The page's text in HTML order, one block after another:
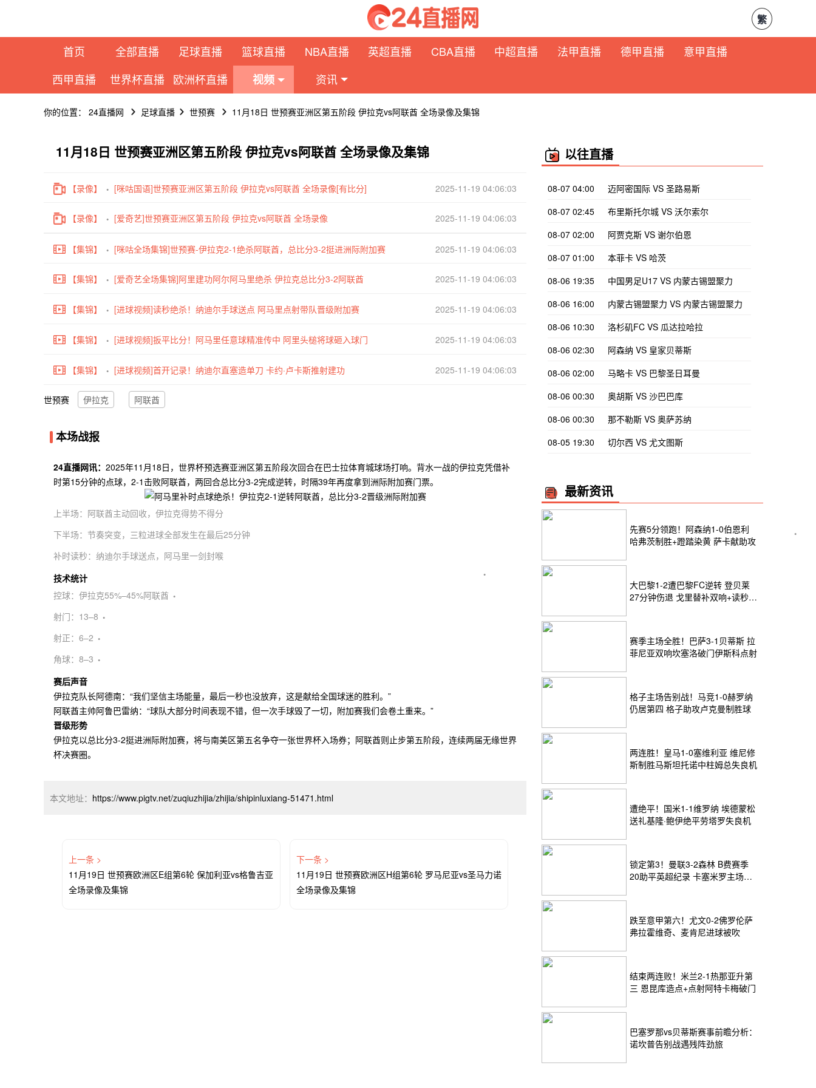
繁
首页 全部直播 足球直播 篮球直播 NBA直播 英超直播 CBA直播 中超直播 法甲直播 德甲直播
意甲直播
西甲直播
世界杯直播 欧洲杯直播 视频 资讯
你的位置： 24直播网 足球直播 世预赛 11月18日 世预赛亚洲区第五阶段 伊拉克vs阿联酋 全场录像及集锦
11月18日 世预赛亚洲区第五阶段 伊拉克vs阿联酋 全场录像及集锦
【录像】 [咪咕国语]世预赛亚洲区第五阶段 伊拉克vs阿联酋 全场录像[有比分] 2025-11-19 04:06:03
【录像】 [爱奇艺]世预赛亚洲区第五阶段 伊拉克vs阿联酋 全场录像 2025-11-19 04:06:03
【集锦】 [咪咕全场集锦]世预赛-伊拉克2-1绝杀阿联酋，总比分3-2挺进洲际附加赛 2025-11-19 04:06:03
【集锦】 [爱奇艺全场集锦]阿里建功阿尔阿马里绝杀 伊拉克总比分3-2阿联酋 2025-11-19 04:06:03
【集锦】 [进球视频]读秒绝杀！纳迪尔手球送点 阿马里点射带队晋级附加赛 2025-11-19 04:06:03
【集锦】 [进球视频]扳平比分！阿马里任意球精准传中 阿里头槌将球砸入球门 2025-11-19 04:06:03
【集锦】 [进球视频]首开记录！纳迪尔直塞造单刀 卡约·卢卡斯推射建功 2025-11-19 04:06:03
世预赛 伊拉克 阿联酋
本场战报
24直播网讯： 2025年11月18日，世界杯预选赛亚洲区第五阶段次回合在巴士拉体育城球场打响。背水一战的伊拉克凭借补
时第15分钟的点球，2-1击败阿联酋，两回合总比分3-2完成逆转，时隔39年再度拿到洲际附加赛门票。
上半场：阿联酋主动回收，伊拉克得势不得分
第12分钟，阿马里左路内切劲射被挡，侯赛因跟进补射打高；第28分钟，阿联酋反击形成三打二，卡约·卢卡斯禁区弧顶低射被哈桑倒地没收。两队立足中场绞杀，射门合计仅5次，0-0进入更衣室。
下半场：节奏突变，三粒进球全部发生在最后25分钟
第66分钟，伊拉克主帅加洛换上高中锋穆哈纳德·阿里加强禁区冲击。仅1分钟后，阿马里左路精准传中，阿里小禁区头槌破门，1-1（总比分2-2），主场球迷瞬间沸腾。
第88分钟，阿联酋曾由卢卡斯单刀挑射得手，但VAR划线显示越位在先，进球无效，逃过一劫的伊拉克士气大振。
补时读秒：纳迪尔手球送点，阿马里一剑封喉
第90+15分钟，伊拉克最后一次角球进攻，替补出场的阿德南混战中迎球怒射，球击中纳迪尔张开的手臂，主裁果断判罚点球。阿马里顶住巨大压力，骗过门将冷静推入左下角，2-1！总比分3-2！随着终
技术统计
控球：伊拉克55%–45%阿联酋
射门：13–8
射正：6–2
角球：8–3
赛后声音
伊拉克队长阿德南：“我们坚信主场能量，最后一秒也没放弃，这是献给全国球迷的胜利。”
阿联酋主帅阿鲁巴雷纳：“球队大部分时间表现不错，但一次手球毁了一切，附加赛我们会卷土重来。”
晋级形势
伊拉克以总比分3-2挺进洲际附加赛，将与南美区第五名争夺一张世界杯入场券；阿联酋则止步第五阶段，连续两届无缘世界
杯决赛圈。
本文地址： https://www.pigtv.net/zuqiuzhijia/zhijia/shipinluxiang-51471.html
上一条 >
11月19日 世预赛欧洲区E组第6轮 保加利亚vs格鲁吉亚
全场录像及集锦
下一条 >
11月19日 世预赛欧洲区H组第6轮 罗马尼亚vs圣马力诺
全场录像及集锦
以往直播
08-07 04:00
迈阿密国际 VS 圣路易斯
08-07 02:45
布里斯托尔城 VS 沃尔索尔
08-07 02:00
阿贾克斯 VS 谢尔伯恩
08-07 01:00
本菲卡 VS 哈茨
08-06 19:35
中国男足U17 VS 内蒙古锡盟聚力
08-06 16:00
内蒙古锡盟聚力 VS 内蒙古锡盟聚力
08-06 10:30
洛杉矶FC VS 瓜达拉哈拉
08-06 02:30
阿森纳 VS 皇家贝蒂斯
08-06 02:00
马略卡 VS 巴黎圣日耳曼
08-06 00:30
奥胡斯 VS 沙巴巴库
08-06 00:30
那不勒斯 VS 奥萨苏纳
08-05 19:30
切尔西 VS 尤文图斯
最新资讯
先赛5分领跑！阿森纳1-0伯恩利
哈弗茨制胜+蹬踏染黄 萨卡献助攻
大巴黎1-2遭巴黎FC逆转 登贝莱
27分钟伤退 戈里替补双响+读秒绝
赛季主场全胜！巴萨3-1贝蒂斯 拉
菲尼亚双响坎塞洛破门伊斯科点射
格子主场告别战！马竞1-0赫罗纳
仍居第四 格子助攻卢克曼制胜球
两连胜！皇马1-0塞维利亚 维尼修
斯制胜马斯坦托诺中柱姆总失良机
遭绝平！国米1-1维罗纳 埃德蒙松
送礼基隆·鲍伊绝平劳塔罗失良机
锁定第3！曼联3-2森林 B费赛季
20助平英超纪录 卡塞米罗主场告
跌至意甲第六！尤文0-2佛罗伦萨
弗拉霍维奇、麦肯尼进球被吹
结束两连败！米兰2-1热那亚升第
三 恩昆库造点+点射阿特卡梅破门
巴塞罗那vs贝蒂斯赛事前瞻分析：
诺坎普告别战遇残阵劲旅